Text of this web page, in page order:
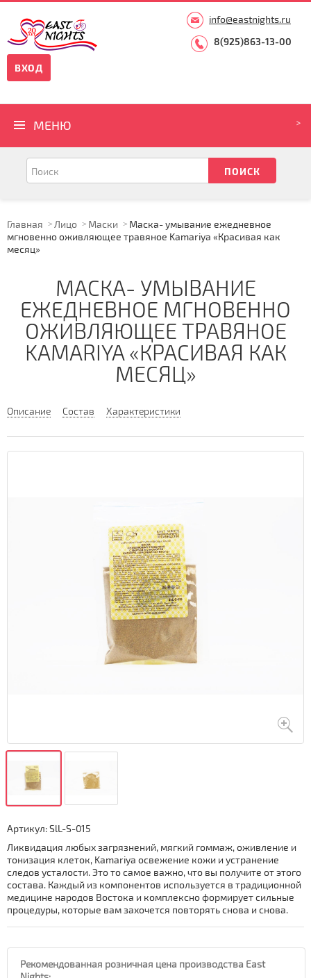
info@eastnights.ru
8(925)863-13-00
ВХОД
МЕНЮ
Главная Лицо Маски
Маска- умывание ежедневное
мгновенно оживляющее травяное Kamariya «Красивая как
месяц»
МАСКА- УМЫВАНИЕ
ЕЖЕДНЕВНОЕ МГНОВЕННО
ОЖИВЛЯЮЩЕЕ ТРАВЯНОЕ
KAMARIYA «КРАСИВАЯ КАК
МЕСЯЦ»
Описание Состав Характеристики
Артикул:SlL-S-015
Ликвидация любых загрязнений, мягкий гоммаж, оживление и
тонизация клеток, Kamariya освежение кожи и устранение
следов усталости. Это то самое важно, что вы получите от этого
состава. Каждый из компонентов используется в традиционной
медицине народов Востока и комплексно формирует сильные
процедуры, которые вам захочется повторять снова и снова.
Рекомендованная розничная цена производства East